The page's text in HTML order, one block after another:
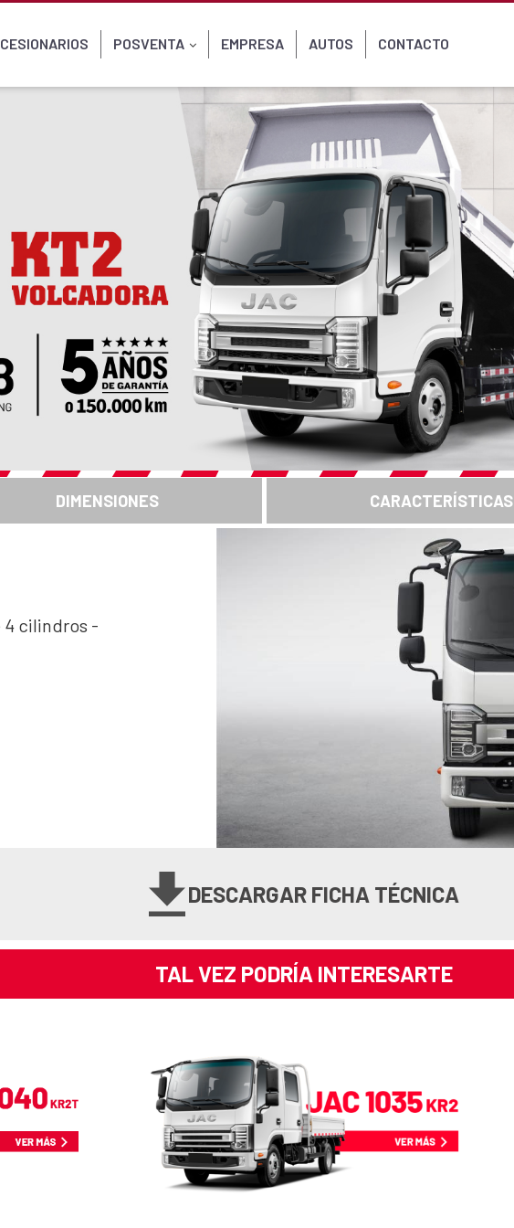
POSVENTA EMPRESA AUTOS CONTACTO
DIMENSIONES CARACTERÍSTICAS
4 cilindros -
DESCARGAR FICHA TÉCNICA
TAL VEZ PODRÍA INTERESARTE